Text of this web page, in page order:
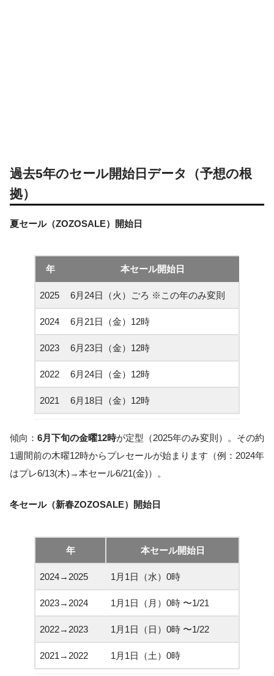
過去5年のセール開始日データ（予想の根
拠）
夏セール（ZOZOSALE）開始日
年 本セール開始日
2025 6月24日（火）ごろ ※この年のみ変則
2024 6月21日（金）12時
2023 6月23日（金）12時
2022 6月24日（金）12時
2021 6月18日（金）12時
傾向： 6月下旬の金曜12時が定型（2025年のみ変則）。その約
1週間前の木曜12時からプレセールが始まります（例：2024年
はプレ6/13(木)→本セール6/21(金)）。
冬セール（新春ZOZOSALE）開始日
年 本セール開始日
2024→2025 1月1日（水）0時
2023→2024 1月1日（月）0時 〜1/21
2022→2023 1月1日（日）0時 〜1/22
2021→2022 1月1日（土）0時